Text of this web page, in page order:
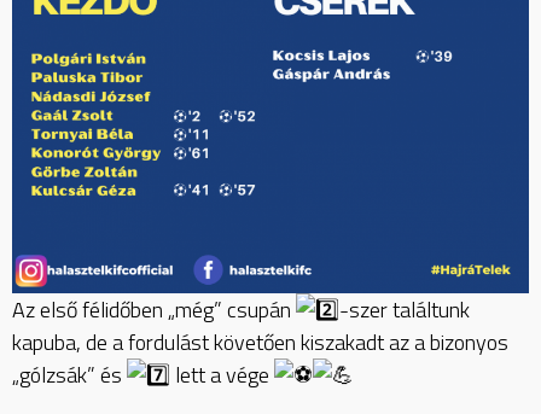
Az első félidőben „még” csupán
-szer találtunk
kapuba, de a fordulást követően kiszakadt az a bizonyos
„gólzsák” és
lett a vége